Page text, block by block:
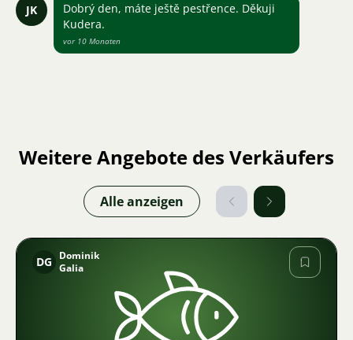
JK
Dobrý den, máte ještě pestřence. Děkuji
Kudera.
vor 10 Monaten
Weitere Angebote des Verkäufers
Alle anzeigen
Bild
DG
Dominik
Galia